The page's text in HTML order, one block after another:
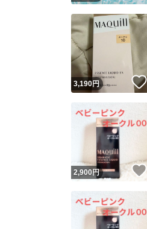
3,190円
2,900円